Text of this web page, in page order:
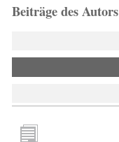
Beiträge des Autors